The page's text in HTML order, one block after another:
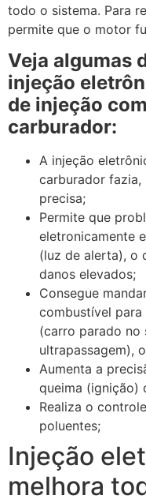
todo o sistema. Para
permite que o motor
Veja algumas
injeção
de injeção
carburador:
A injeção
carburador
precisa;
Permite que
eletronicamente
(luz de alerta), o
danos elevados;
Consegue
combustível
(carro parado no
ultrapassagem),
Aumenta a
queima (ignição)
Realiza o
poluentes;
Injeção
melhora